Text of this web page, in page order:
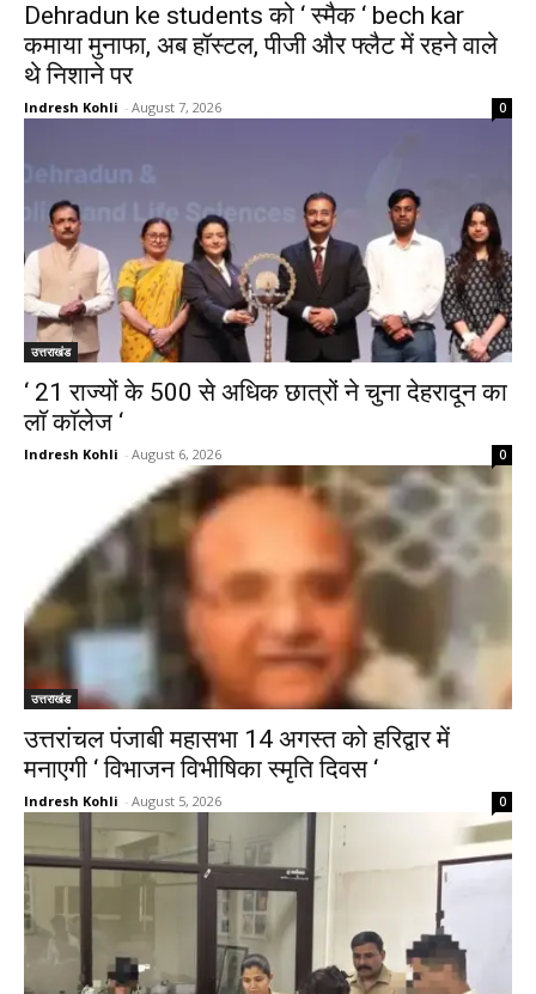
Dehradun ke students को ‘ स्मैक ‘ bech kar
कमाया मुनाफा, अब हॉस्टल, पीजी और फ्लैट में रहने वाले
थे निशाने पर
Indresh Kohli - August 7, 2026 0
उत्तराखंड
‘ 21 राज्यों के 500 से अधिक छात्रों ने चुना देहरादून का
लाॅ काॅलेज ‘
Indresh Kohli - August 6, 2026 0
उत्तराखंड
उत्तरांचल पंजाबी महासभा 14 अगस्त को हरिद्वार में
मनाएगी ‘ विभाजन विभीषिका स्मृति दिवस ‘
Indresh Kohli - August 5, 2026 0